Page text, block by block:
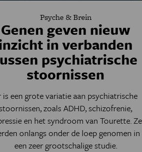
Psyche & Brein
Genen geven nieuw
in verbanden
psychiatrische
stoornissen
is een grote variatie aan psychiatrische
zoals ADHD, schizofrenie,
en het syndroom van Tourette. Ze
onlangs onder de loep genomen in
een zeer grootschalige studie.